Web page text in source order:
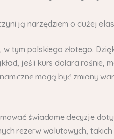
ją narzędziem o dużej
tym polskiego złotego.
jeśli kurs dolara rośnie,
mogą być zmiany
świadome decyzje
rezerw walutowych,